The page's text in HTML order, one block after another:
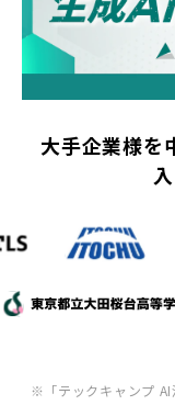
大手企業様を
※「テックキャンプ AI